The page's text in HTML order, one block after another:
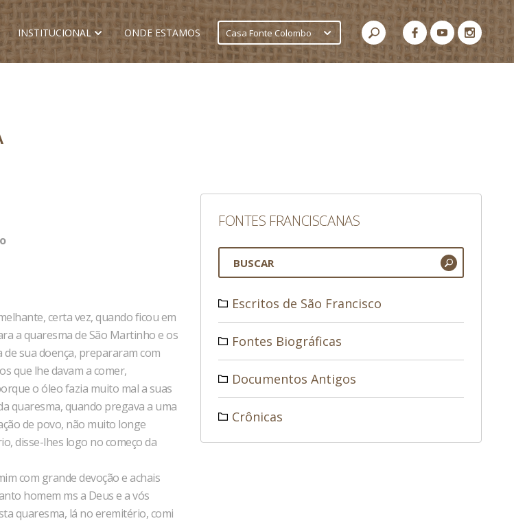
INSTITUCIONAL ONDE ESTAMOS Casa Fonte Colombo
certa vez, quando ficou em
a quaresma de São Martinho e os
de sua doença, prepararam com
que lhe davam a comer,
o óleo fazia muito mal a suas
quaresma, quando pregava a uma
de povo, não muito longe
disse-lhes logo no começo da
com grande devoção e achais
homem ms a Deus e a vós
quaresma, lá no eremitério, comi
FONTES FRANCISCANAS
Escritos de São Francisco
Fontes Biográficas
Documentos Antigos
Crônicas